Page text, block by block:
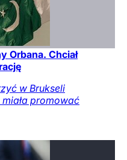
Orbana. Chciał
w Brukseli
promować